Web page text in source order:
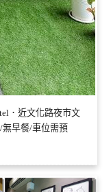
．近文化路夜市文
早餐/車位需預